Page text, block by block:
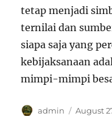
tetap menjadi
ternilai dan
siapa saja yang
kebijaksanaan
mimpi-mimpi
Author
admin
Posted
August